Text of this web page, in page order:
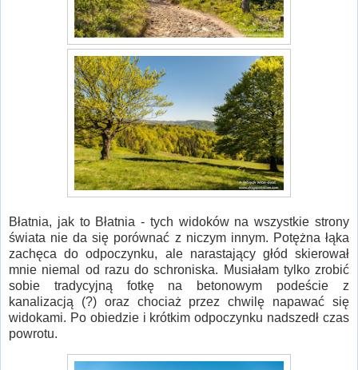
Błatnia, jak to Błatnia - tych widoków na wszystkie strony
świata nie da się porównać z niczym innym. Potężna łąka
zachęca do odpoczynku, ale narastający głód skierował
mnie niemal od razu do schroniska. Musiałam tylko zrobić
sobie tradycyjną fotkę na betonowym podeście z
kanalizacją (?) oraz chociaż przez chwilę napawać się
widokami. Po obiedzie i krótkim odpoczynku nadszedł czas
powrotu.